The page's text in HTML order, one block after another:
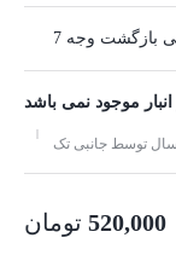
بازگشت وجه
انبار موجود نمی باشد
توسط جانبی تک
520,000 تومان